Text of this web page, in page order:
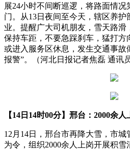
展24小时不间断巡逻，将路面情
门。从13日夜间至今天，辖区养
业。提醒广大司机朋友，雪天路滑
保持车距，不要急踩刹车，猛打方
或进入服务区休息，发生交通事故
报警”。（河北日报记者焦磊 通讯
【14日14时00分】邢台：2000余
12月14日，邢台市再降大雪，市
为令，组织2000余人上岗开展积